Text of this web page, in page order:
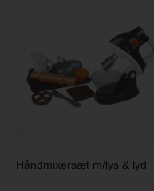
Håndmixersæt m/lys & lyd